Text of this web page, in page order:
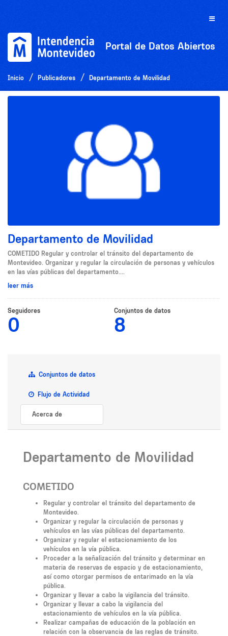
Toggle
Portal de Datos Abiertos
Inicio Publicadores Departamento de Movilidad
Departamento de Movilidad
COMETIDO Regular y controlar el tránsito del departamento de
Montevideo. Organizar y regular la circulación de personas y vehículos
en las vías públicas del departamento....
leer más
Seguidores
0
Conjuntos de datos
8
Conjuntos de datos
Flujo de Actividad
Acerca de
Departamento de Movilidad
COMETIDO
Regular y controlar el tránsito del departamento de
Montevideo.
Organizar y regular la circulación de personas y
vehículos en las vías públicas del departamento.
Organizar y regular el estacionamiento de los
vehículos en la vía pública.
Proceder a la señalización del tránsito y determinar en
materia de reservas de espacio y de estacionamiento,
así como otorgar permisos de entarimado en la vía
pública.
Organizar y llevar a cabo la vigilancia del tránsito.
Organizar y llevar a cabo la vigilancia del
estacionamiento de vehículos en la vía pública.
Realizar campañas de educación de la población en
relación con la observancia de las reglas de tránsito.